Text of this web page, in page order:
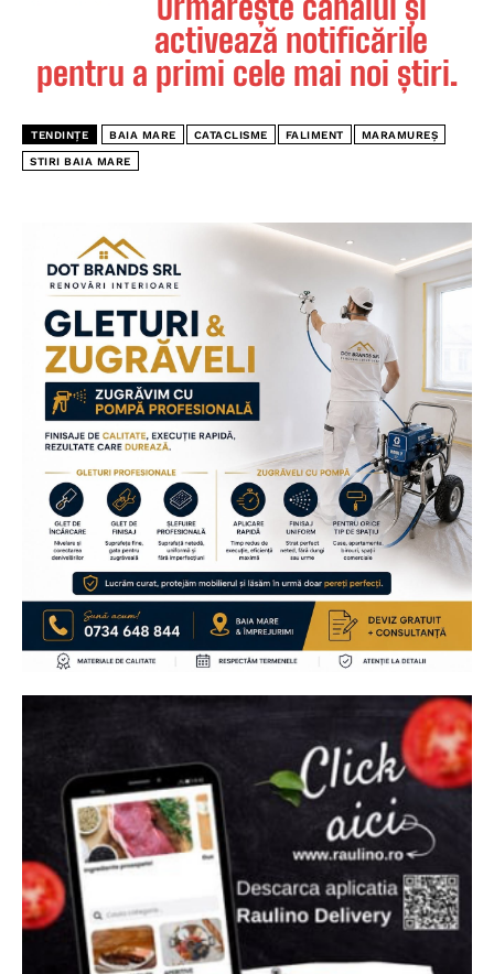
activează notificările
pentru a primi cele mai noi știri.
TENDINȚE BAIA MARE CATACLISME FALIMENT MARAMUREȘ
STIRI BAIA MARE